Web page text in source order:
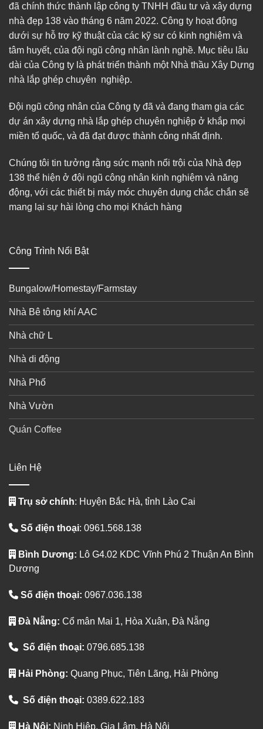
đã chính thức thành lập công ty TNHH đầu tư và xây dựng
nhà đẹp 138 vào tháng 6 năm 2022. Công ty hoạt động
dưới sự hỗ trợ kỹ thuật của các kỹ sư có kinh nghiệm và
tâm huyết, của đội ngũ công nhân lành nghề. Mục tiêu lâu
dài của Công ty là phát triển thành một Nhà thầu Xây Dựng
nhà lắp ghép chuyên nghiệp.
Đội ngũ công nhân của Công ty đã và đang tham gia các
dự án xây dựng nhà lắp ghép chuyên nghiệp ở khắp mọi
miền tổ quốc, và đã đạt được thành công nhất định.
Chúng tôi tin tưởng rằng sức mạnh nổi trội của Nhà đẹp
138 thể hiện ở đội ngũ công nhân kinh nghiệm và năng
động, với các thiết bị máy móc chuyên dụng chắc chắn sẽ
mang lại sự hài lòng cho mọi Khách hàng
Công Trình Nổi Bật
Bungalow/Homestay/Farmstay
Nhà Bê tông khí AAC
Nhà chữ L
Nhà di động
Nhà Phố
Nhà Vườn
Quán Coffee
Liên Hệ
Trụ sở chính: Huyện Bắc Hà, tỉnh Lào Cai
Số điện thoại: 0961.568.138
Bình Dương: Lô G4.02 KDC Vĩnh Phú 2 Thuận An Bình
Dương
Số điện thoại: 0967.036.138
Đà Nẵng: Cổ mân Mai 1, Hòa Xuân, Đà Nẵng
Số điện thoại: 0796.685.138
Hải Phòng: Quang Phục, Tiên Lãng, Hải Phòng
Số điện thoại: 0389.622.183
Hà Nội: Ninh Hiệp, Gia Lâm, Hà Nội